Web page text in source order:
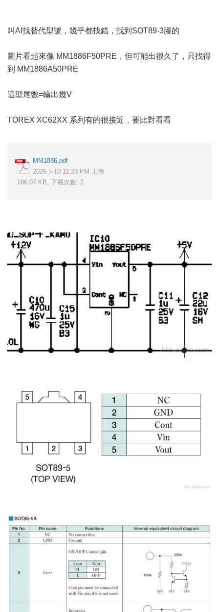
叫AI找替代型號，幾乎都找錯，找到SOT89-3腳的
圖片看起來像 MM1886F50PRE，但可能出很久了，只找得
到 MM1886A50PRE
這型尾數=輸出幾V
TOREX XC62XX 系列有的很接近，要比對看看
MM1886.pdf
2026-5-10 11:23 PM 上傳
186.07 KB, 下載次數: 2